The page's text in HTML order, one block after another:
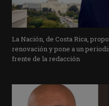
La Nación, de Costa Rica,
renovación y pone a un
frente de la redacción